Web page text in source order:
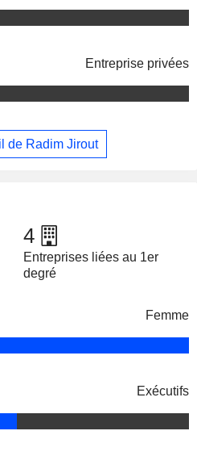
Entreprise privées
de Radim Jirout
4
Entreprises liées au 1er
degré
Femme
Exécutifs